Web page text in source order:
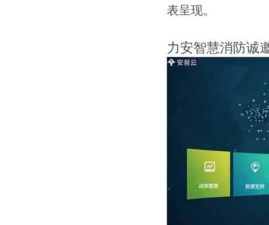
表呈现。
力安智慧消防诚